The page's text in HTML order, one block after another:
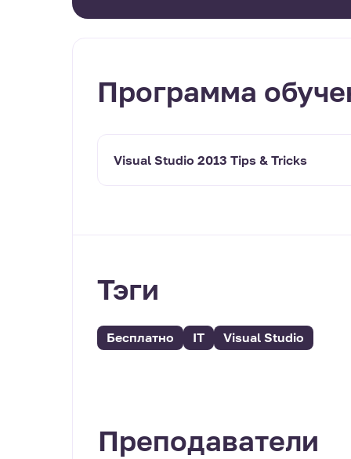
Программа
Visual Studio 2013 Tips & Tricks
Тэги
Бесплатно IT Visual Studio
Преподаватели